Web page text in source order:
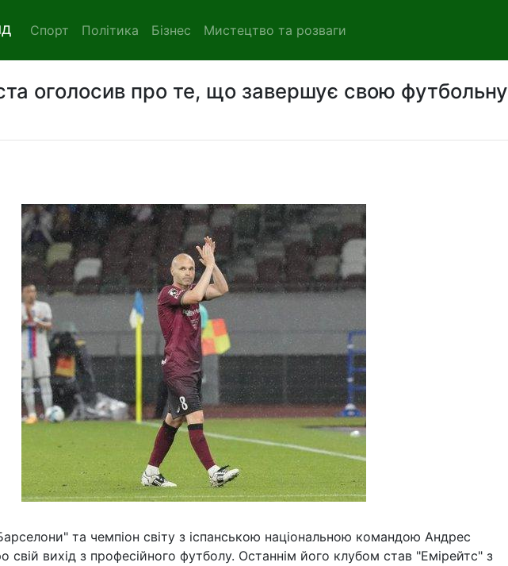
Спорт Політика Бізнес Мистецтво та розваги
оголосив про те, що завершує свою футбольну
та чемпіон світу з іспанською національною командою Андрес
свій вихід з професійного футболу. Останнім його клубом став "Емірейтс" з